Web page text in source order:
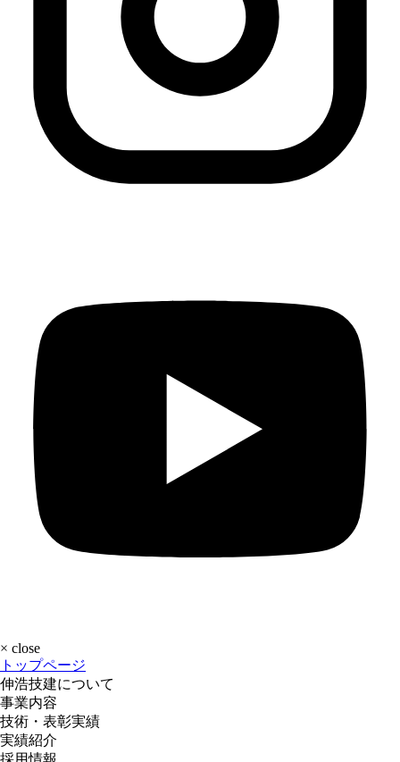
× close
トップページ
伸浩技建について
事業内容
技術・表彰実績
実績紹介
採用情報